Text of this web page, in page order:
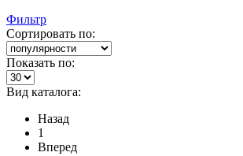
Фильтр
Сортировать по:
Показать по:
Вид каталога:
Назад
1
Вперед